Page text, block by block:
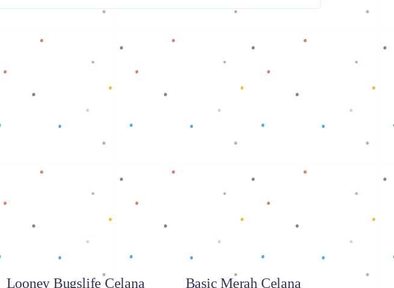
Baca selengkapnya
Looney Bugslife Celana
Baca selengkapnya
Basic Merah Celana